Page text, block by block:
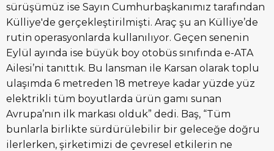
sürüşümüz ise Sayın Cumhurbaşkanımız tarafından
Külliye'de gerçekleştirilmişti. Araç şu an Külliye’de
rutin operasyonlarda kullanılıyor. Geçen senenin
Eylül ayında ise büyük boy otobüs sınıfında e-ATA
Ailesi’ni tanıttık. Bu lansman ile Karsan olarak toplu
ulaşımda 6 metreden 18 metreye kadar yüzde yüz
elektrikli tüm boyutlarda ürün gamı sunan
Avrupa’nın ilk markası olduk” dedi. Baş, “Tüm
bunlarla birlikte sürdürülebilir bir geleceğe doğru
ilerlerken, şirketimizi de çevresel etkilerin ne